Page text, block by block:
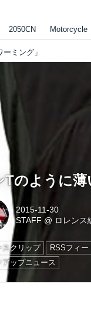
2050CN Motorcycle
ミング」
Tのように
2015-11-30
STAFF @ ロレンス
スクリップ RSSフィー
アップニュース